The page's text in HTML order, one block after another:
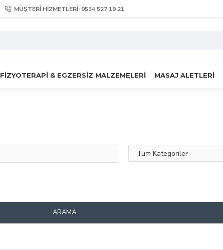
MÜŞTERI HIZMETLERI: 0534 527 19 21
FIZYOTERAPI & EGZERSIZ MALZEMELERI MASAJ ALETLERI
ARAMA